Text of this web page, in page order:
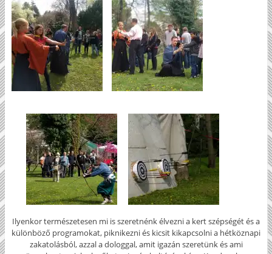
Ilyenkor természetesen mi is szeretnénk élvezni a kert szépségét és a
különböző programokat, piknikezni és kicsit kikapcsolni a hétköznapi
zakatolásból, azzal a dologgal, amit igazán szeretünk és ami